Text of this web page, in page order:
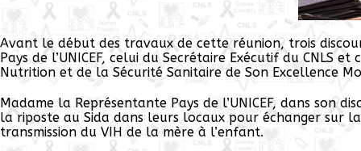
Avant le début des travaux de cette réunion, trois
Pays de l’UNICEF, celui du Secrétaire Exécutif du CNLS
Nutrition et de la Sécurité Sanitaire de Son Excellence
Madame la Représentante Pays de l’UNICEF, dans son
la riposte au Sida dans leurs locaux pour échanger sur
transmission du VIH de la mère à l’enfant.